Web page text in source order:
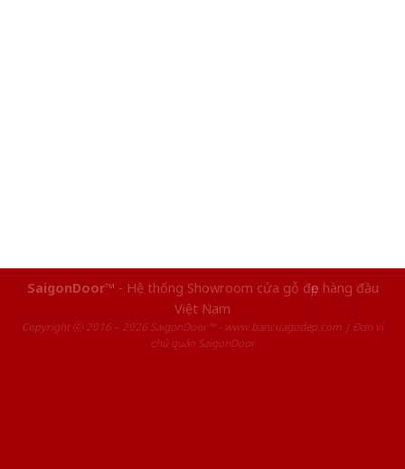
SaigonDoor™ - Hệ thống Showroom cửa gỗ đẹp hàng đầu
Việt Nam
Copyright ⓒ 2016 – 2026 SaigonDoor™ - www.bancuagodep.com | Đơn vị
chủ quản SaigonDoor